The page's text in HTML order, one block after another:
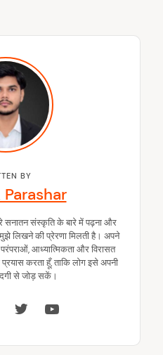
BY
सनातन संस्कृति के बारे में पढ़ना और
लिखने की प्रेरणा मिलती है। अपने
आध्यात्मिकता और विरासत
करता हूँ, ताकि लोग इसे अपनी
से जोड़ सकें।